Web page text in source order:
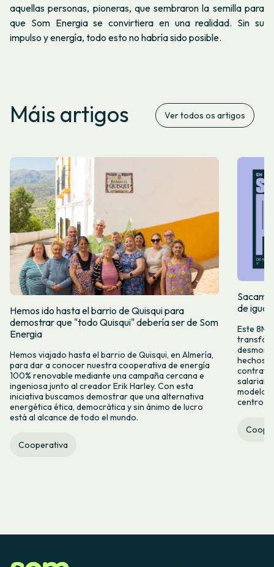
aquellas personas, pioneras, que sembraron la semilla para
que Som Energia se convirtiera en una realidad. Sin su
impulso y energía, todo esto no habría sido posible.
Máis artigos Ver todos os artigos
Hemos ido hasta el barrio de Quisqui para
demostrar que "todo Quisqui" debería ser de Som
Energia
Hemos viajado hasta el barrio de Quisqui, en Almería,
para dar a conocer nuestra cooperativa de energía
100% renovable mediante una campaña cercana e
ingeniosa junto al creador Erik Harley. Con esta
iniciativa buscamos demostrar que una alternativa
energética ética, democrática y sin ánimo de lucro
está al alcance de todo el mundo.
Cooperativa
de
Este 8M,
hechos y
salarial y
modelo
centro